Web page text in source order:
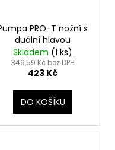
PRO-T nožní s
duální hlavou
Skladem (1 ks)
349,59 Kč bez DPH
423 Kč
DO KOŠÍKU